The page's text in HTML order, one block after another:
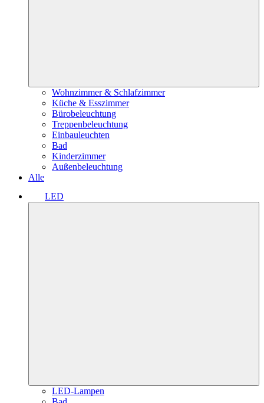
Wohnzimmer & Schlafzimmer
Küche & Esszimmer
Bürobeleuchtung
Treppenbeleuchtung
Einbauleuchten
Bad
Kinderzimmer
Außenbeleuchtung
Alle
LED
LED-Lampen